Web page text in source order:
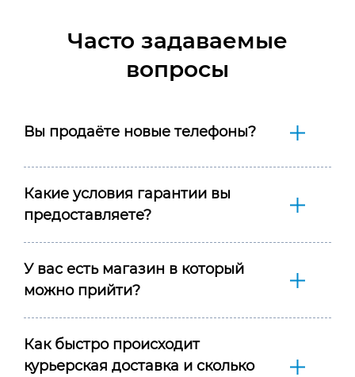
Часто задаваемые
вопросы
Вы продаёте новые телефоны?
Какие условия гарантии вы
предоставляете?
У вас есть магазин в который
можно прийти?
Как быстро происходит
курьерская доставка и сколько